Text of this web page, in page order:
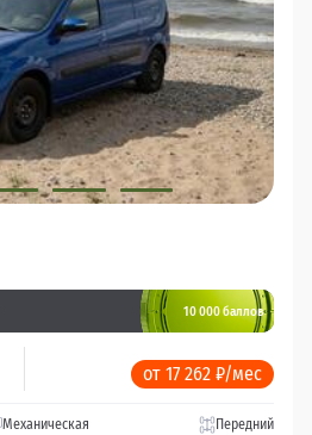
10 000 баллов
от 17 262 ₽/мес
Механическая Передний